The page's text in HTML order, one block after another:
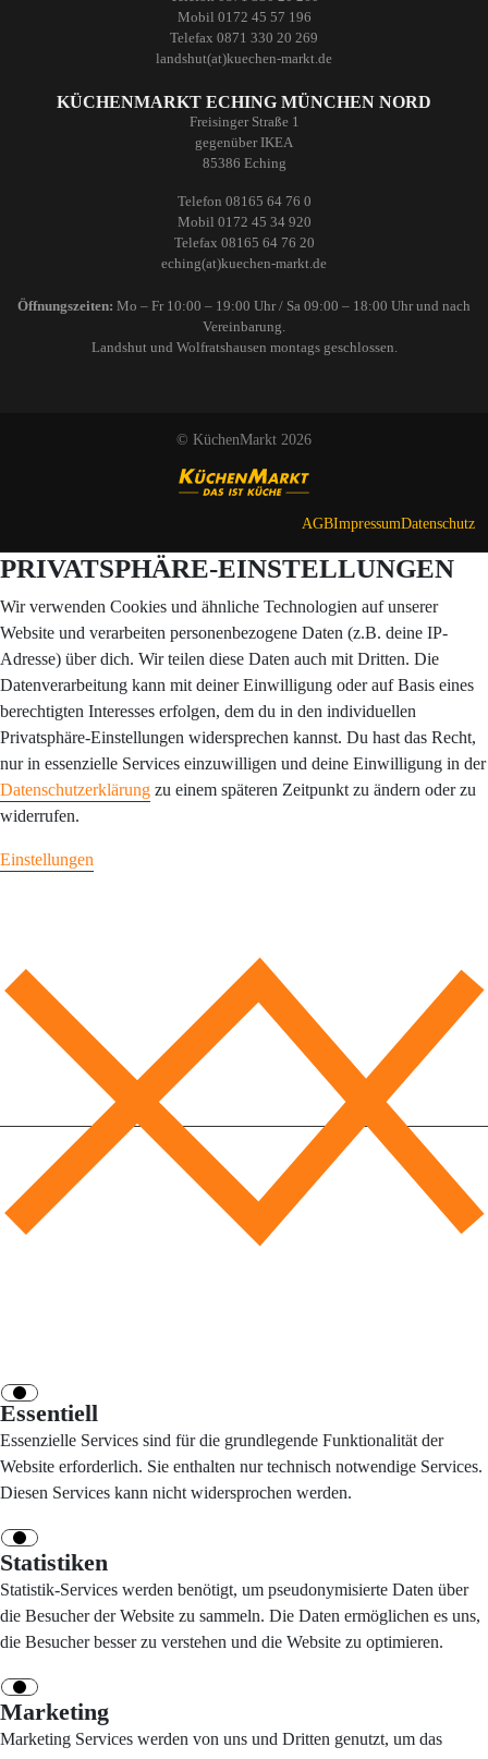
Mobil 0172 45 57 196
Telefax 0871 330 20 269
landshut(at)kuechen-markt.de
KÜCHENMARKT ECHING MÜNCHEN NORD
Freisinger Straße 1
gegenüber IKEA
85386 Eching
Telefon 08165 64 76 0
Mobil 0172 45 34 920
Telefax 08165 64 76 20
eching(at)kuechen-markt.de
Öffnungszeiten: Mo – Fr 10:00 – 19:00 Uhr / Sa 09:00 – 18:00 Uhr und nach
Vereinbarung.
Landshut und Wolfratshausen montags geschlossen.
© KüchenMarkt 2026
AGBImpressumDatenschutz
PRIVATSPHÄRE-EINSTELLUNGEN
Wir verwenden Cookies und ähnliche Technologien auf unserer
Website und verarbeiten personenbezogene Daten (z.B. deine IP-
Adresse) über dich. Wir teilen diese Daten auch mit Dritten. Die
Datenverarbeitung kann mit deiner Einwilligung oder auf Basis eines
berechtigten Interesses erfolgen, dem du in den individuellen
Privatsphäre-Einstellungen widersprechen kannst. Du hast das Recht,
nur in essenzielle Services einzuwilligen und deine Einwilligung in der
Datenschutzerklärung zu einem späteren Zeitpunkt zu ändern oder zu
widerrufen.
Einstellungen
Essentiell
Essenzielle Services sind für die grundlegende Funktionalität der
Website erforderlich. Sie enthalten nur technisch notwendige Services.
Diesen Services kann nicht widersprochen werden.
Statistiken
Statistik-Services werden benötigt, um pseudonymisierte Daten über
die Besucher der Website zu sammeln. Die Daten ermöglichen es uns,
die Besucher besser zu verstehen und die Website zu optimieren.
Marketing
Marketing Services werden von uns und Dritten genutzt, um das